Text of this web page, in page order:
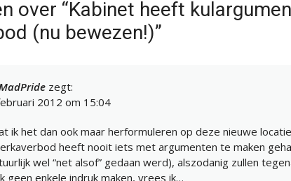
over “Kabinet heeft
(nu bewezen!)”
zegt:
2012 om 15:04
ik het dan ook maar herformuleren op deze nieuwe
heeft nooit iets met argumenten te maken
wel “net alsof” gedaan werd), alszodanig zullen
geen enkele indruk maken, vrees ik…